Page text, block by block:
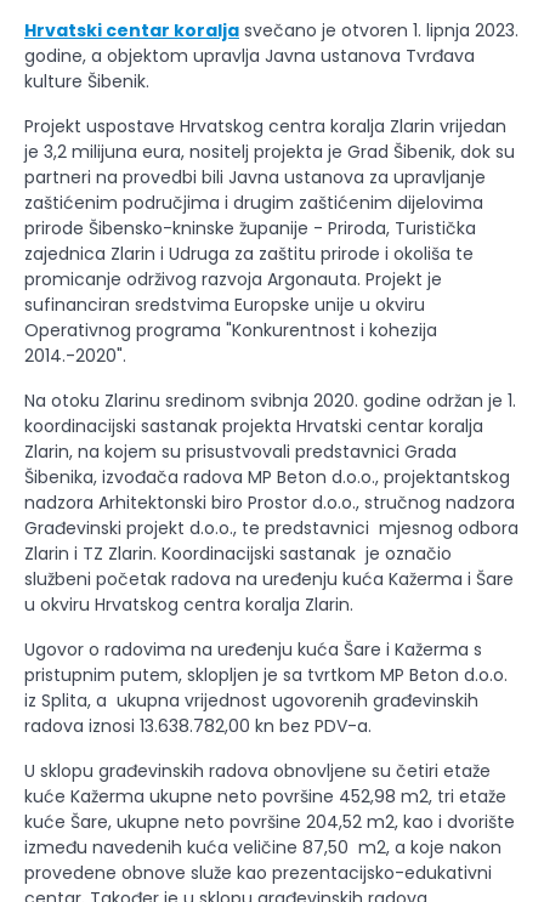
Hrvatski centar koralja svečano je otvoren 1. lipnja 2023.
godine, a objektom upravlja Javna ustanova Tvrđava
kulture Šibenik.
Projekt uspostave Hrvatskog centra koralja Zlarin vrijedan
je 3,2 milijuna eura, nositelj projekta je Grad Šibenik, dok su
partneri na provedbi bili Javna ustanova za upravljanje
zaštićenim područjima i drugim zaštićenim dijelovima
prirode Šibensko-kninske županije - Priroda, Turistička
zajednica Zlarin i Udruga za zaštitu prirode i okoliša te
promicanje održivog razvoja Argonauta. Projekt je
sufinanciran sredstvima Europske unije u okviru
Operativnog programa "Konkurentnost i kohezija
2014.-2020".
Na otoku Zlarinu sredinom svibnja 2020. godine održan je 1.
koordinacijski sastanak projekta Hrvatski centar koralja
Zlarin, na kojem su prisustvovali predstavnici Grada
Šibenika, izvođača radova MP Beton d.o.o., projektantskog
nadzora Arhitektonski biro Prostor d.o.o., stručnog nadzora
Građevinski projekt d.o.o., te predstavnici mjesnog odbora
Zlarin i TZ Zlarin. Koordinacijski sastanak je označio
službeni početak radova na uređenju kuća Kažerma i Šare
u okviru Hrvatskog centra koralja Zlarin.
Ugovor o radovima na uređenju kuća Šare i Kažerma s
pristupnim putem, sklopljen je sa tvrtkom MP Beton d.o.o.
iz Splita, a ukupna vrijednost ugovorenih građevinskih
radova iznosi 13.638.782,00 kn bez PDV-a.
U sklopu građevinskih radova obnovljene su četiri etaže
kuće Kažerma ukupne neto površine 452,98 m2, tri etaže
kuće Šare, ukupne neto površine 204,52 m2, kao i dvorište
između navedenih kuća veličine 87,50 m2, a koje nakon
provedene obnove služe kao prezentacijsko-edukativni